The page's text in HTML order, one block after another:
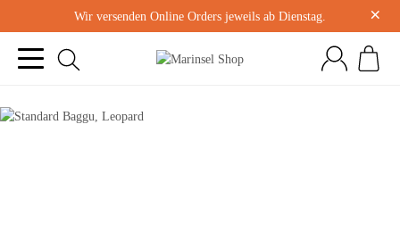
Wir versenden Online Orders jeweils ab Dienstag. ×